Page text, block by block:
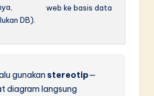
DB).
web ke basis data
gunakanstereotip—
diagram langsung